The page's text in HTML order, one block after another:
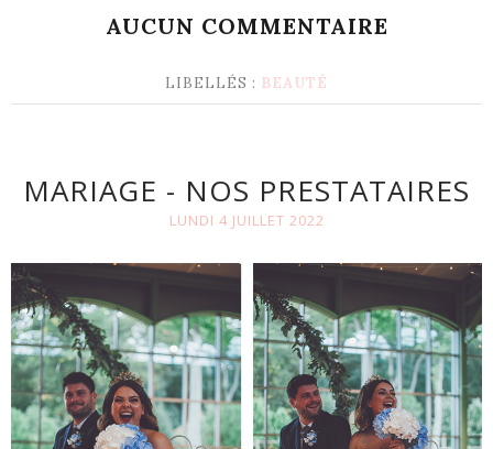
AUCUN COMMENTAIRE
LIBELLÉS : BEAUTÉ
MARIAGE - NOS PRESTATAIRES
LUNDI 4 JUILLET 2022